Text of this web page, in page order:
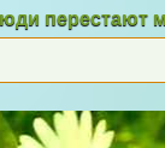
перестают